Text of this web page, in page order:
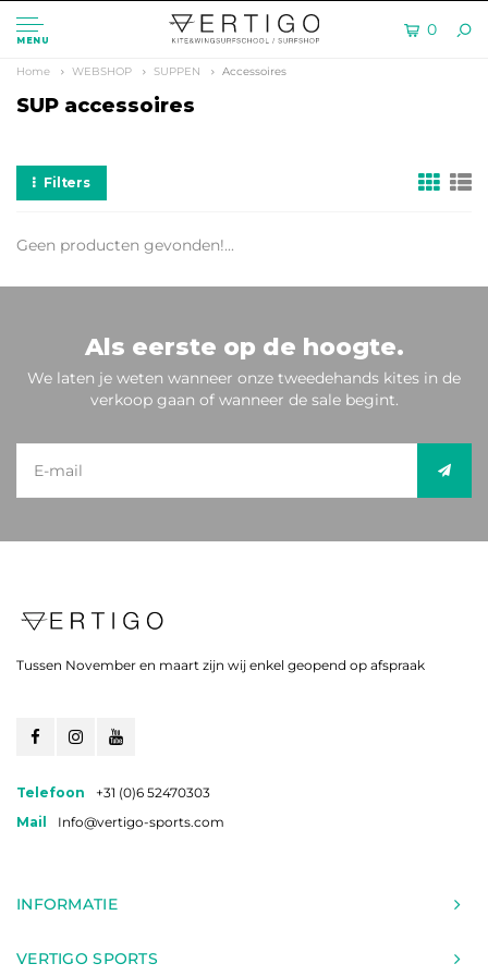
MENU
0
Home WEBSHOP SUPPEN Accessoires
SUP accessoires
Filters
Geen producten gevonden!...
Als eerste op de hoogte.
We laten je weten wanneer onze tweedehands kites in de
verkoop gaan of wanneer de sale begint.
Tussen November en maart zijn wij enkel geopend op afspraak
Telefoon
+31 (0)6 52470303
Mail
Info@vertigo-sports.com
INFORMATIE
VERTIGO SPORTS